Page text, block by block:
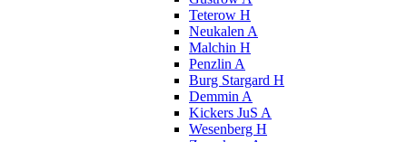
Teterow H
Neukalen A
Malchin H
Penzlin A
Burg Stargard H
Demmin A
Kickers JuS A
Wesenberg H